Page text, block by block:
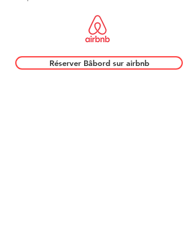
Réserver Bâbord sur airbnb